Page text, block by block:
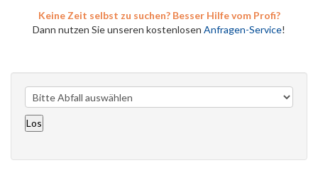
Keine Zeit selbst zu suchen? Besser Hilfe vom Profi?
Dann nutzen Sie unseren kostenlosen Anfragen-Service!